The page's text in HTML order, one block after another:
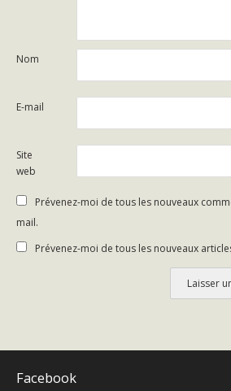
Nom
E-mail
Site
web
Prévenez-moi de tous les nouveaux
mail.
Prévenez-moi de tous les nouveaux
Facebook